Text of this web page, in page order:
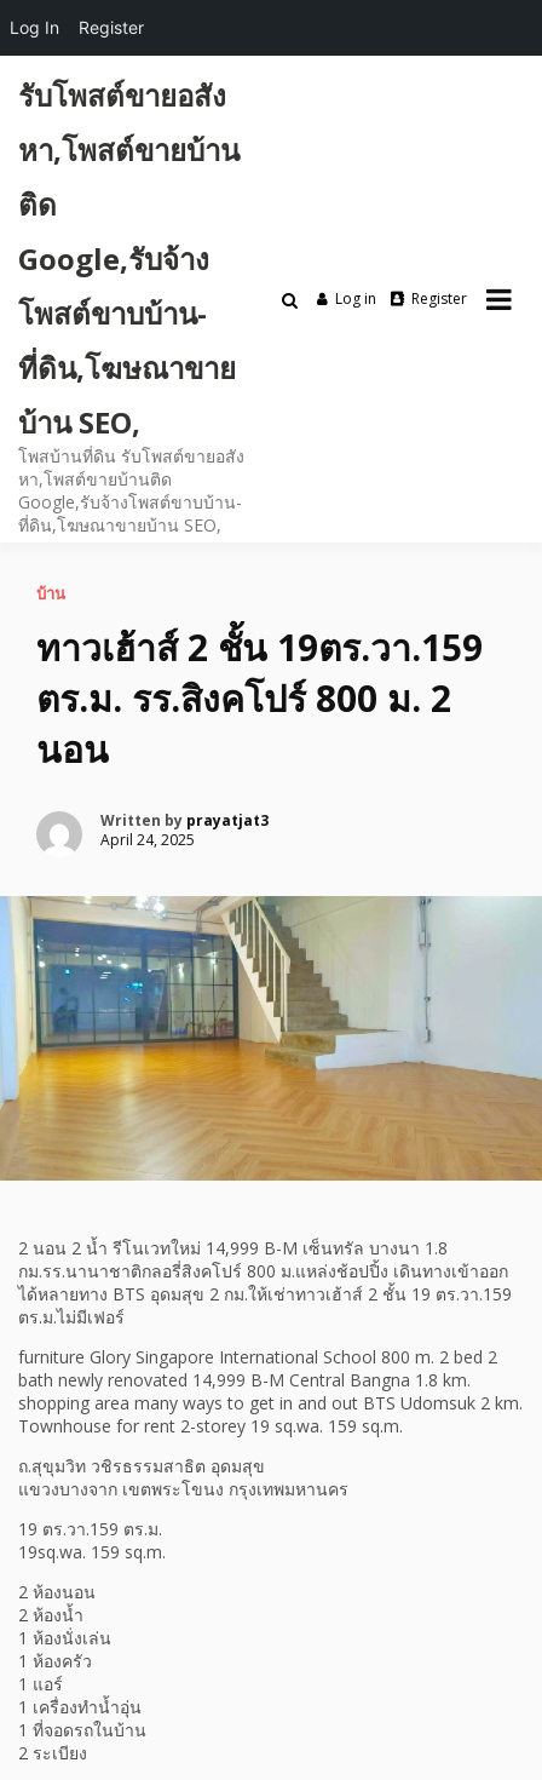
content
รับโพสต์ขายอสัง
หา,โพสต์ขายบ้าน
ติด
Google,รับจ้าง
โพสต์ขาบบ้าน-
ที่ดิน,โฆษณาขาย
บ้าน SEO,
โพสบ้านที่ดิน รับโพสต์ขายอสัง
หา,โพสต์ขายบ้านติด
Google,รับจ้างโพสต์ขาบบ้าน-
ที่ดิน,โฆษณาขายบ้าน SEO,
Log in Register
บ้าน
ทาวเฮ้าส์ 2 ชั้น 19ตร.วา.159
ตร.ม. รร.สิงคโปร์ 800 ม. 2
นอน
Written by prayatjat3
April 24, 2025
2 นอน 2 น้ำ รีโนเวทใหม่ 14,999 B-M เซ็นทรัล บางนา 1.8
กม.รร.นานาชาติกลอรี่สิงคโปร์ 800 ม.แหล่งช้อปปิ้ง เดินทางเข้าออก
ได้หลายทาง BTS อุดมสุข 2 กม.ให้เช่าทาวเฮ้าส์ 2 ชั้น 19 ตร.วา.159
ตร.ม.ไม่มีเฟอร์
furniture Glory Singapore International School 800 m. 2 bed 2
bath newly renovated 14,999 B-M Central Bangna 1.8 km.
shopping area many ways to get in and out BTS Udomsuk 2 km.
Townhouse for rent 2-storey 19 sq.wa. 159 sq.m.
ถ.สุขุมวิท วชิรธรรมสาธิต อุดมสุข
แขวงบางจาก เขตพระโขนง กรุงเทพมหานคร
19 ตร.วา.159 ตร.ม.
19sq.wa. 159 sq.m.
2 ห้องนอน
2 ห้องน้ำ
1 ห้องนั่งเล่น
1 ห้องครัว
1 แอร์
1 เครื่องทำน้ำอุ่น
1 ที่จอดรถในบ้าน
2 ระเบียง
Log In Register